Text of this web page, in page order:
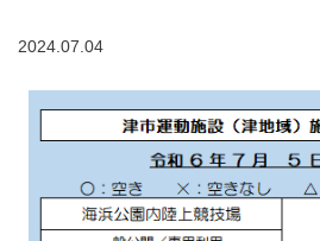
2024.07.04